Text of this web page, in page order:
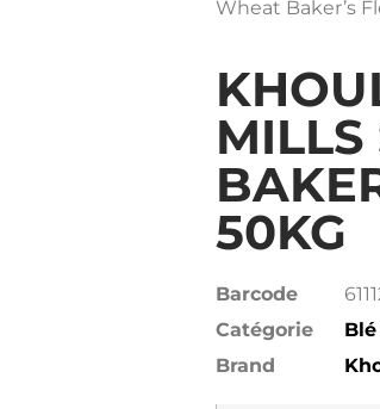
Wheat Baker’s
50KG
Barcode
Catégorie
Brand